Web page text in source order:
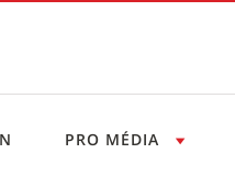
PRO MÉDIA